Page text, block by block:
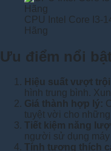
CPU Intel Core I3-
Hãng
Ưu điểm nổi
Hiệu suất vượt
hình trung bình.
Giá thành hợp lý:
tuyệt vời cho
Tiết kiệm năng
người sử dụng máy
Tính tương thích